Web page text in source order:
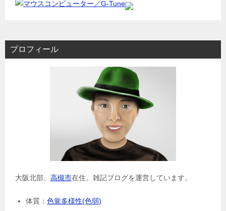
プロフィール
大阪北部、 高槻市在住。雑記ブログを運営しています。
体質： 色覚多様性(色弱)